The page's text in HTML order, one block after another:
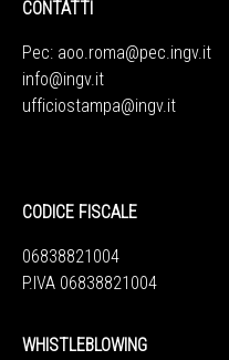
CONTATTI
Pec: aoo.roma@pec.ingv.it
info@ingv.it
ufficiostampa@ingv.it
CODICE FISCALE
06838821004
P.IVA 06838821004
WHISTLEBLOWING